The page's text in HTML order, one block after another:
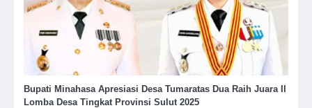
Bupati Minahasa Apresiasi Desa Tumaratas Dua Raih Juara II
Lomba Desa Tingkat Provinsi Sulut 2025